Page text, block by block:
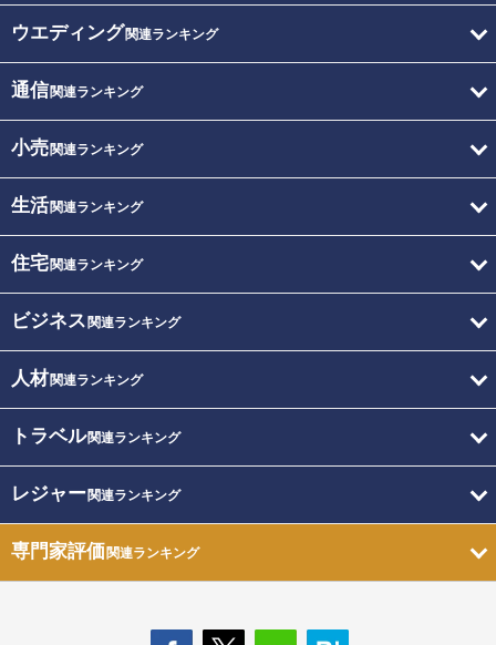
ウエディング関連ランキング
通信関連ランキング
小売関連ランキング
生活関連ランキング
住宅関連ランキング
ビジネス 関連ランキング
人材関連ランキング
トラベル関連ランキング
レジャー関連ランキング
専門家評価関連ランキング